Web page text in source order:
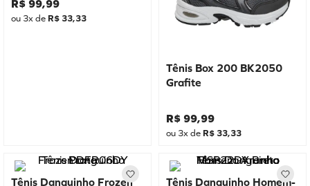
R$ 99,99
ou 3x de R$ 33,33
Tênis Box 200 BK2050
Grafite
R$ 99,99
ou 3x de R$ 33,33
Tênis Danguinho Frozen
Tênis Danguinho Homem-